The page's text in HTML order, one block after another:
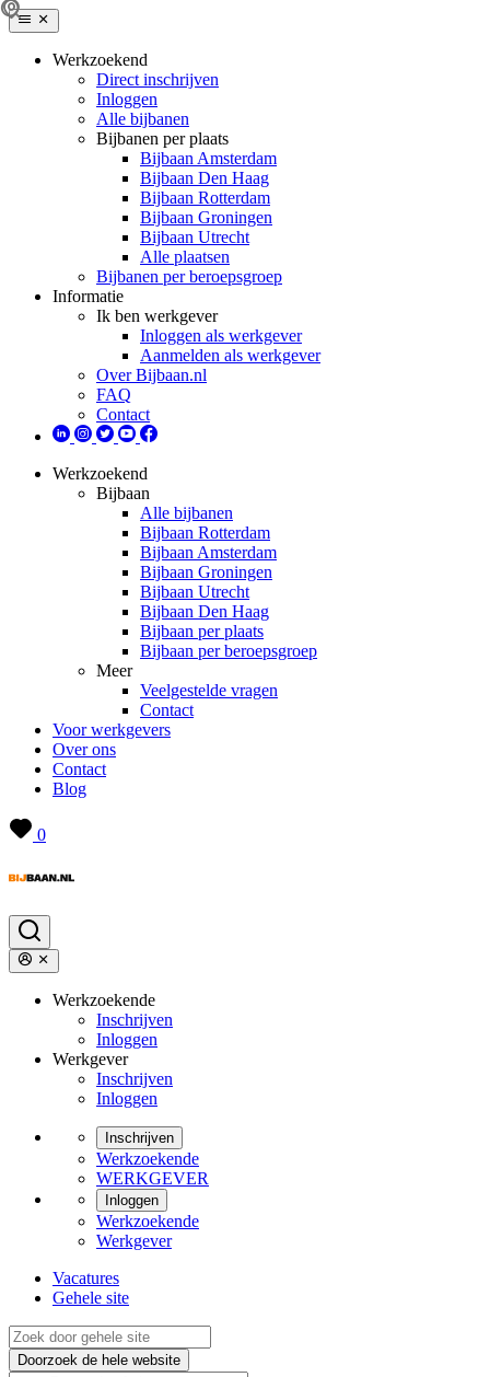
Werkzoekend
Direct inschrijven
Inloggen
Alle bijbanen
Bijbanen per plaats
Bijbaan Amsterdam
Bijbaan Den Haag
Bijbaan Rotterdam
Bijbaan Groningen
Bijbaan Utrecht
Alle plaatsen
Bijbanen per beroepsgroep
Informatie
Ik ben werkgever
Inloggen als werkgever
Aanmelden als werkgever
Over Bijbaan.nl
FAQ
Contact
Werkzoekend
Bijbaan
Alle bijbanen
Bijbaan Rotterdam
Bijbaan Amsterdam
Bijbaan Groningen
Bijbaan Utrecht
Bijbaan Den Haag
Bijbaan per plaats
Bijbaan per beroepsgroep
Meer
Veelgestelde vragen
Contact
Voor werkgevers
Over ons
Contact
Blog
0
Werkzoekende
Inschrijven
Inloggen
Werkgever
Inschrijven
Inloggen
Inschrijven
Werkzoekende
WERKGEVER
Inloggen
Werkzoekende
Werkgever
Vacatures
Gehele site